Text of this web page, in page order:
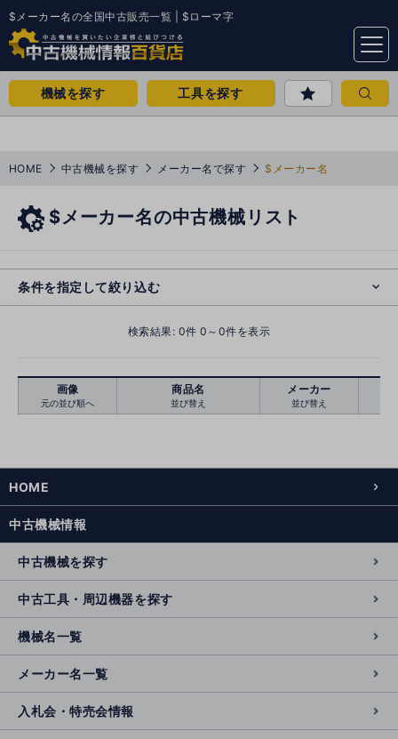
$メーカー名の全国中古販売一覧 | $ローマ字
menu
機械を探す 工具を探す
HOME 中古機械を探す メーカー名で探す $メーカー名
$メーカー名の中古機械リスト
条件を指定して絞り込む
検索結果: 0件 0～0件を表示
画像
元の並び順へ
商品名
並び替え
メーカー
並び替え
HOME
中古機械情報
中古機械を探す
中古工具・周辺機器を探す
機械名一覧
メーカー名一覧
入札会・特売会情報